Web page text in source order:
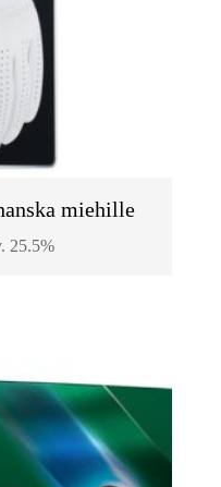
miehille
25.5%